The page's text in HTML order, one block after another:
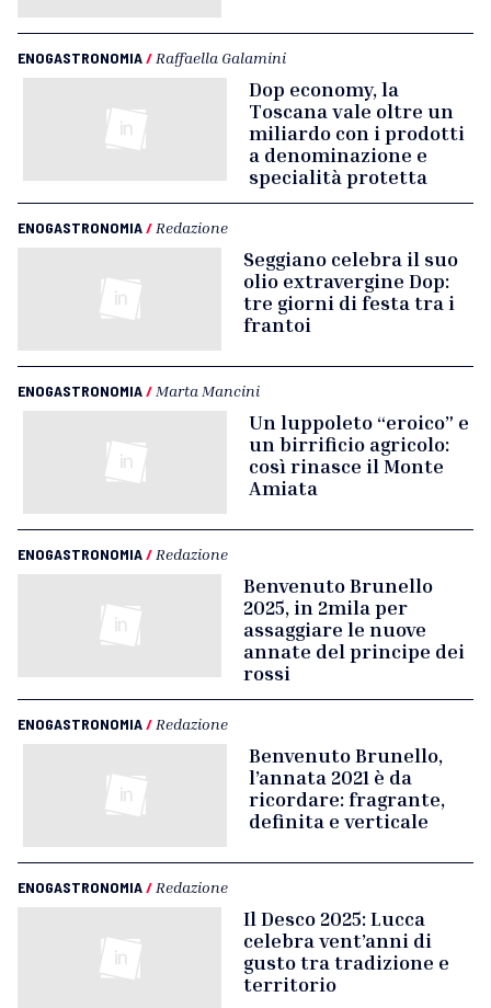
ENOGASTRONOMIA/ Raffaella Galamini
Dop economy, la
Toscana vale oltre un
miliardo con i prodotti
a denominazione e
specialità protetta
ENOGASTRONOMIA/ Redazione
Seggiano celebra il suo
olio extravergine Dop:
tre giorni di festa tra i
frantoi
ENOGASTRONOMIA/ Marta Mancini
Un luppoleto “eroico” e
un birrificio agricolo:
così rinasce il Monte
Amiata
ENOGASTRONOMIA/ Redazione
Benvenuto Brunello
2025, in 2mila per
assaggiare le nuove
annate del principe dei
rossi
ENOGASTRONOMIA/ Redazione
Benvenuto Brunello,
l’annata 2021 è da
ricordare: fragrante,
definita e verticale
ENOGASTRONOMIA/ Redazione
Il Desco 2025: Lucca
celebra vent’anni di
gusto tra tradizione e
territorio